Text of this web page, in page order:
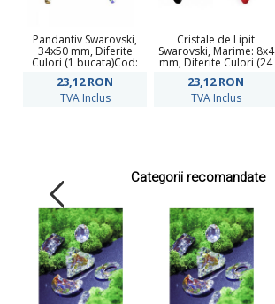
Pandantiv Swarovski,
34x50 mm, Diferite
Culori (1 bucata)Cod:
23,12RON
TVA Inclus
Cristale de Lipit
Swarovski, Marime: 8x4
mm, Diferite Culori (24
23,12RON
TVA Inclus
Categorii recomandate